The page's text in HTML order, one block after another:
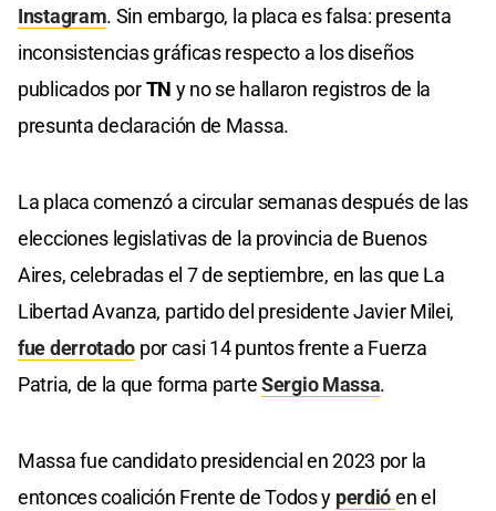
Instagram. Sin embargo, la placa es falsa: presenta
inconsistencias gráficas respecto a los diseños
publicados porTN y no se hallaron registros de la
presunta declaración de Massa.
La placa comenzó a circular semanas después de las
elecciones legislativas de la provincia de Buenos
Aires, celebradas el 7 de septiembre, en las que La
Libertad Avanza, partido del presidente Javier Milei,
fue derrotado por casi 14 puntos frente a Fuerza
Patria, de la que forma parteSergio Massa.
Massa fue candidato presidencial en 2023 por la
entonces coalición Frente de Todos y perdióen el